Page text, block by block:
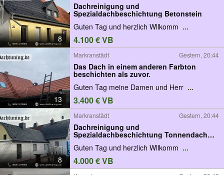
8
Dachreinigung und
Spezialdachbeschichtung Betonstein
Guten Tag und herzlich Wllkomm ...
4.100 € VB
13
Markranstädt Gestern, 20:44
Das Dach in einem anderen Farbton
beschichten als zuvor.
Guten Tag meine Damen und Herr ...
3.400 € VB
8
Markranstädt Gestern, 20:44
Dachreinigung und
Spezialdachbeschichtung Tonnendach
Betonstein
Guten Tag und herzlich Wllkomm ...
4.000 € VB